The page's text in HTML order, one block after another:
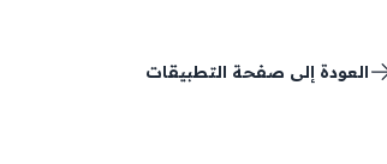
العودة إلى صفحة التطبيقات